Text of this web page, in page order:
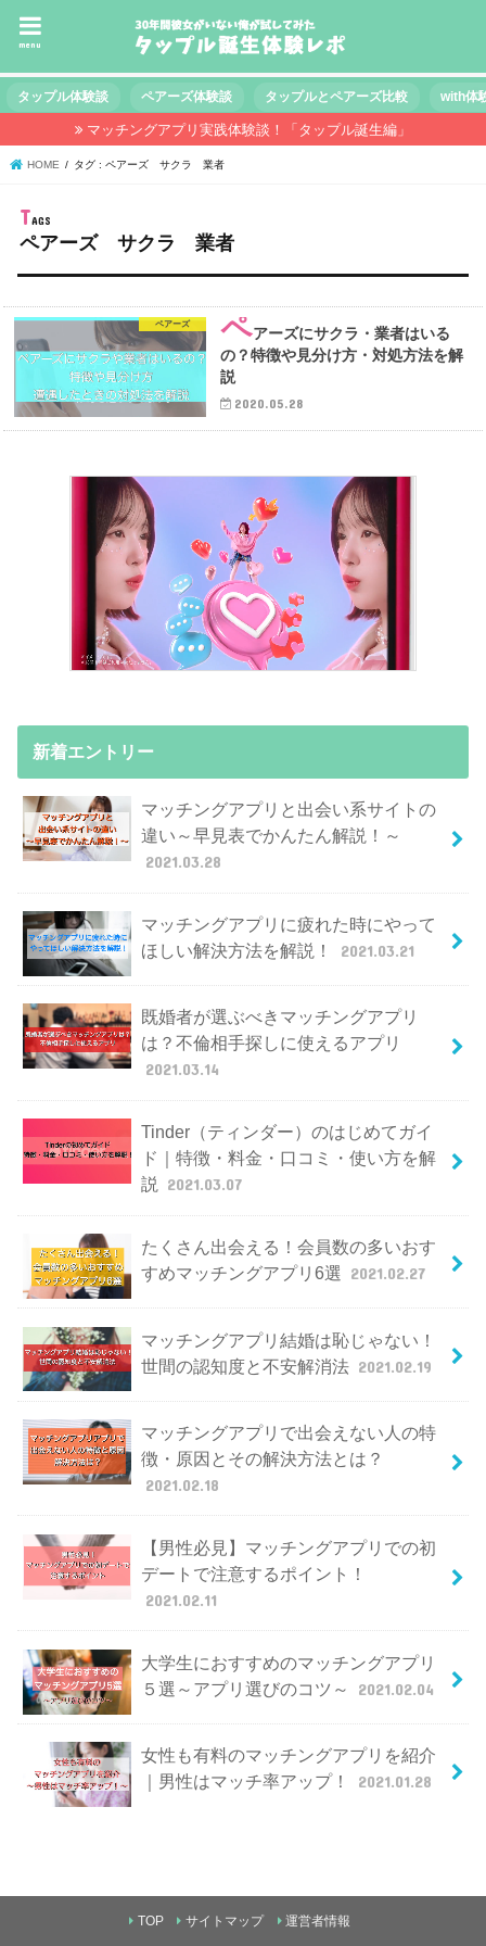
menu
タップル体験談 ペアーズ体験談 タップルとペアーズ比較 with体
マッチングアプリ実践体験談！「タップル誕生編」
HOME タグ : ペアーズ サクラ 業者
ペアーズ サクラ 業者
ペアーズ ペアーズにサクラ・業者はいる
の？特徴や見分け方・対処方法を解
説
2020.05.28
新着エントリー
マッチングアプリと出会い系サイトの
違い～早見表でかんたん解説！～
2021.03.28
マッチングアプリに疲れた時にやって
ほしい解決方法を解説！
2021.03.21
既婚者が選ぶべきマッチングアプリ
は？不倫相手探しに使えるアプリ
2021.03.14
Tinder（ティンダー）のはじめてガイ
ド｜特徴・料金・口コミ・使い方を解
説
2021.03.07
たくさん出会える！会員数の多いおす
すめマッチングアプリ6選 2021.02.27
マッチングアプリ結婚は恥じゃない！
世間の認知度と不安解消法 2021.02.19
マッチングアプリで出会えない人の特
徴・原因とその解決方法とは？
2021.02.18
【男性必見】マッチングアプリでの初
デートで注意するポイント！
2021.02.11
大学生におすすめのマッチングアプリ
５選～アプリ選びのコツ～
2021.02.04
女性も有料のマッチングアプリを紹介
｜男性はマッチ率アップ！
2021.01.28
TOP サイトマップ 運営者情報